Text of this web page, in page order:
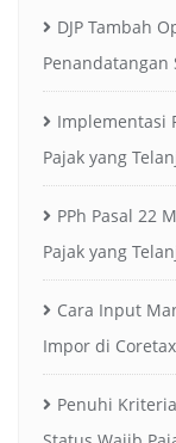
DJP Tambah
Penandatangan
Implementasi
Pajak yang
PPh Pasal 22
Pajak yang
Cara Input
Impor di Coretax
Penuhi